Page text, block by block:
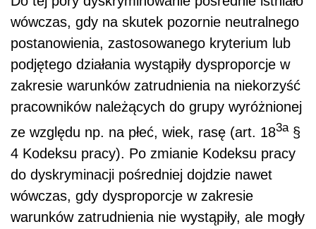
wówczas, gdy na skutek pozornie neutralnego
postanowienia, zastosowanego kryterium lub
podjętego działania wystąpiły dysproporcje w
zakresie warunków zatrudnienia na niekorzyść
pracowników należących do grupy wyróżnionej
ze względu np. na płeć, wiek, rasę (art. 183a§
4 Kodeksu pracy). Po zmianie Kodeksu pracy
do dyskryminacji pośredniej dojdzie nawet
wówczas, gdy dysproporcje w zakresie
warunków zatrudnienia nie wystąpiły, ale mogły